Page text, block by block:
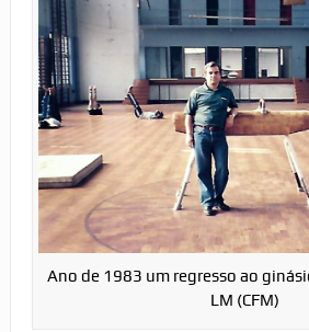
Ano de 1983 um regresso ao
LM (CFM)